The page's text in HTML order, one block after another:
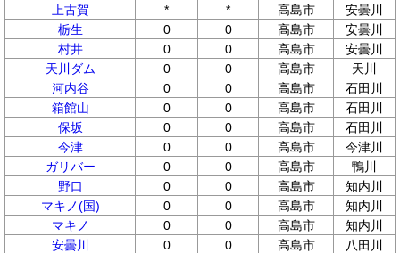
上古賀
* * 高島市
安曇川
栃生
0 0 高島市
安曇川
村井
0 0 高島市
安曇川
天川ダム
0 0 高島市
天川
河内谷
0 0 高島市
石田川
箱館山
0 0 高島市
石田川
保坂
0 0 高島市
石田川
今津
0 0 高島市
今津川
ガリバー
0 0 高島市
鴨川
野口
0 0 高島市
知内川
マキノ(国)
0 0 高島市
知内川
マキノ
0 0 高島市
知内川
安曇川
0 0 高島市
八田川